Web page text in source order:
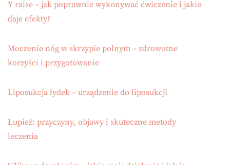
Y raise – jak poprawnie wykonywać ćwiczenie i jakie
daje efekty?
Moczenie nóg w skrzypie polnym – zdrowotne
korzyści i przygotowanie
Liposukcja łydek – urządzenie do liposukcji
Łupież: przyczyny, objawy i skuteczne metody
leczenia